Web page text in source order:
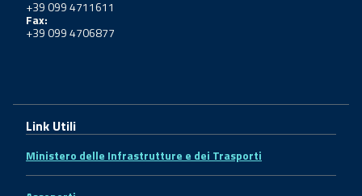
+39 099 4711611
Fax:
+39 099 4706877
Link Utili
Ministero delle Infrastrutture e dei Trasporti